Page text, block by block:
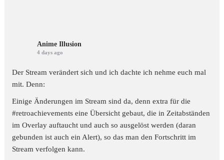
Anime Illusion
4 days ago
Der Stream verändert sich und ich dachte ich nehme euch mal
mit. Denn:
Einige Änderungen im Stream sind da, denn extra für die
#retroachievements eine Übersicht gebaut, die in Zeitabständen
im Overlay auftaucht und auch so ausgelöst werden (daran
gebunden ist auch ein Alert), so das man den Fortschritt im
Stream verfolgen kann.